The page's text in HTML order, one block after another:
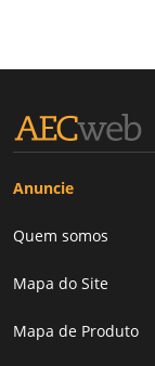
Anuncie
Quem somos
Mapa do Site
Mapa de Produto